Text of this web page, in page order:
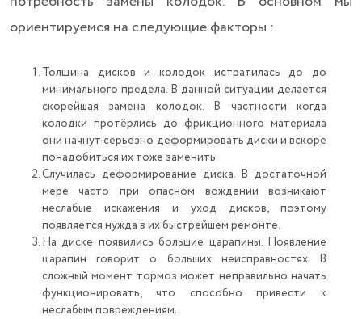
ориентируемся на следующие факторы :
Толщина дисков и колодок истратилась до до
минимального предела. В данной ситуации делается
скорейшая замена колодок. В частности когда
колодки протёрлись до фрикционного материала
они начнут серьёзно деформировать диски и вскоре
понадобиться их тоже заменить.
Случилась деформирование диска. В достаточной
мере часто при опасном вождении возникают
неслабые искажения и уход дисков, поэтому
появляется нужда в их быстрейшем ремонте.
На диске появились большие царапины. Появление
царапин говорит о больших неисправностях. В
сложный момент тормоз может неправильно начать
функционировать, что способно привести к
неслабым повреждениям.